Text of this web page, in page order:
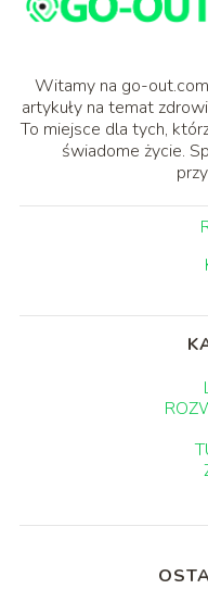
Witamy na go-
artykuły na temat
To miejsce dla tych,
świadome życie.